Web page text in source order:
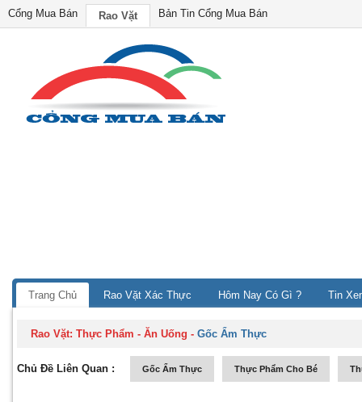
Cổng Mua Bán Rao Vặt Bản Tin Cổng Mua Bán
Trang Chủ Rao Vặt Xác Thực Hôm Nay Có Gì ? Tin
Rao Vặt:Thực Phẩm - Ăn Uống -Gốc Ẩm Thực
Chủ Đề Liên Quan : Gốc Ẩm Thực Thực Phẩm Cho Bé